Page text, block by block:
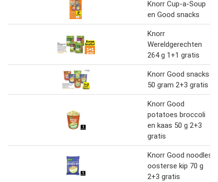
Knorr Cup-a-Soup
en Good snacks
Knorr
Wereldgerechten
264 g 1+1 gratis
Knorr Good snacks
50 gram 2+3 gratis
Knorr Good
potatoes broccoli
en kaas 50 g 2+3
gratis
Knorr Good noodles
oosterse kip 70 g
2+3 gratis